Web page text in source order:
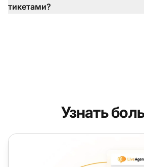
тикетами?
Узнать
IT Help Desk